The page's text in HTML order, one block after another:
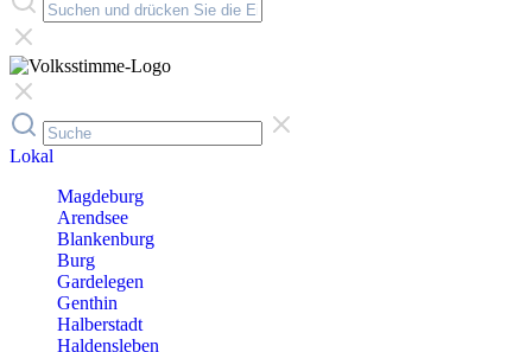
Lokal
Magdeburg
Arendsee
Blankenburg
Burg
Gardelegen
Genthin
Halberstadt
Haldensleben